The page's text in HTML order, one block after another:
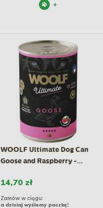
+
WOOLF Ultimate Dog Can
Goose and Raspberry -...
14,70 zł
Zamów w ciągu:
a dzisiaj wyślemy paczkę!